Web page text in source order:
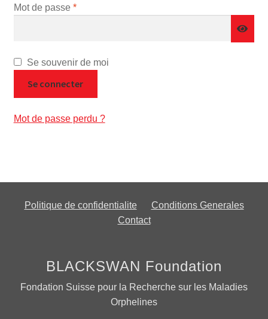
Mot de passe *Obligatoire
Se souvenir de moi
Se connecter
Mot de passe perdu ?
Politique de confidentialite
Conditions Generales
Contact
BLACKSWAN Foundation
Fondation Suisse pour la Recherche sur les Maladies
Orphelines